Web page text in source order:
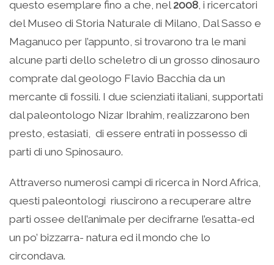
questo esemplare fino a che, nel 2008, i ricercatori
del Museo di Storia Naturale di Milano, Dal Sasso e
Maganuco per l’appunto, si trovarono tra le mani
alcune parti dello scheletro di un grosso dinosauro
comprate dal geologo Flavio Bacchia da un
mercante di fossili. I due scienziati italiani, supportati
dal paleontologo Nizar Ibrahim, realizzarono ben
presto, estasiati, di essere entrati in possesso di
parti di uno Spinosauro.
Attraverso numerosi campi di ricerca in Nord Africa,
questi paleontologi riuscirono a recuperare altre
parti ossee dell’animale per decifrarne l’esatta-ed
un po’ bizzarra- natura ed il mondo che lo
circondava.